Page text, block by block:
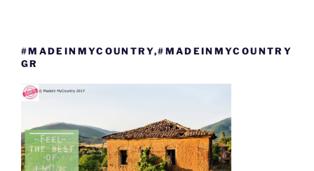
#MADEINMYCOUNTRY,#MADEINMYCOUNTRY
GR